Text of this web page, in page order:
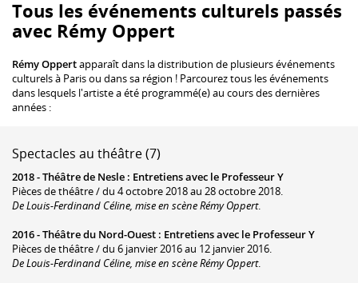
Tous les événements culturels passés
avec Rémy Oppert
Rémy Oppertapparaît dans la distribution de plusieurs événements
culturels à Paris ou dans sa région ! Parcourez tous les événements
dans lesquels l'artiste a été programmé(e) au cours des dernières
années :
Spectacles au théâtre (7)
2018 -Théâtre de Nesle : Entretiens avec le Professeur Y
Pièces de théâtre / du 4 octobre 2018 au 28 octobre 2018.
De Louis-Ferdinand Céline, mise en scène Rémy Oppert.
2016 -Théâtre du Nord-Ouest : Entretiens avec le Professeur Y
Pièces de théâtre / du 6 janvier 2016 au 12 janvier 2016.
De Louis-Ferdinand Céline, mise en scène Rémy Oppert.